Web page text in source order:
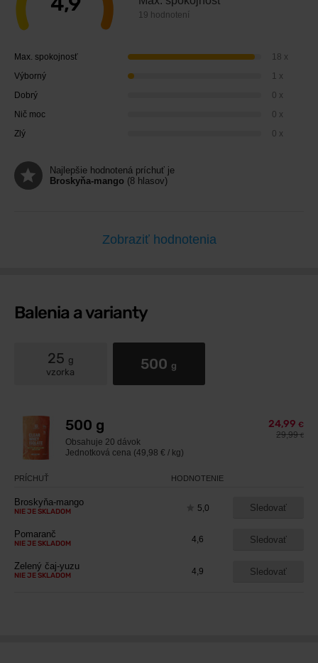
19 hodnotení
Max. spokojnosť
18 x
Výborný
1 x
Dobrý
0 x
Nič moc
0 x
Zlý
0 x
Najlepšie hodnotená príchuť je
Broskyňa-mango (8 hlasov)
Zobraziť hodnotenia
Balenia a varianty
25 g
vzorka
500 g
500 g
Obsahuje 20 dávok
Jednotková cena (49,98 € / kg)
24,99 €
29,99€
PRÍCHUŤ HODNOTENIE
Broskyňa-mango
NIE JE SKLADOM 5,0 Sledovať
Pomaranč
NIE JE SKLADOM 4,6 Sledovať
Zelený čaj-yuzu
NIE JE SKLADOM 4,9 Sledovať